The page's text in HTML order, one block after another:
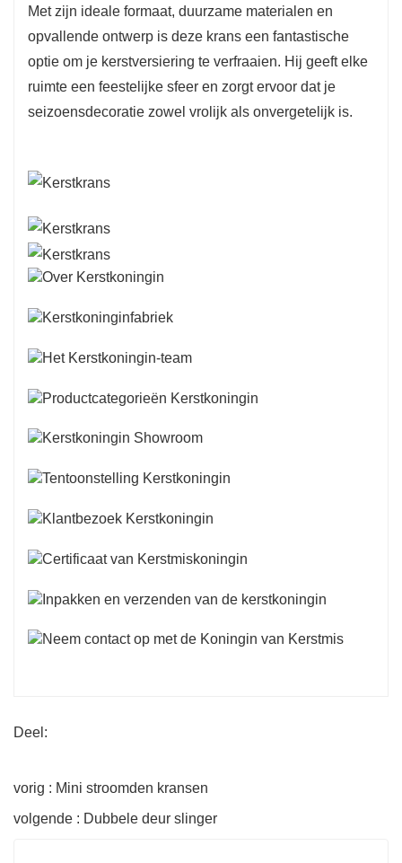
Met zijn ideale formaat, duurzame materialen en
opvallende ontwerp is deze krans een fantastische
optie om je kerstversiering te verfraaien. Hij geeft elke
ruimte een feestelijke sfeer en zorgt ervoor dat je
seizoensdecoratie zowel vrolijk als onvergetelijk is.
Deel:
vorig : Mini stroomden kransen
volgende : Dubbele deur slinger